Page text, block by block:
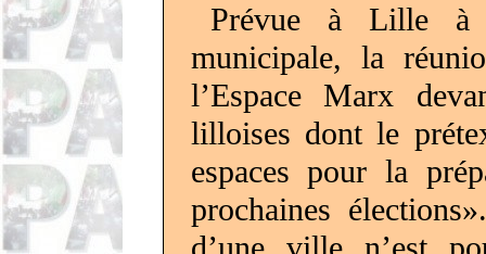
Prévue à Lille à
municipale, la
l’Espace Marx
lilloises dont le
espaces pour la
prochaines